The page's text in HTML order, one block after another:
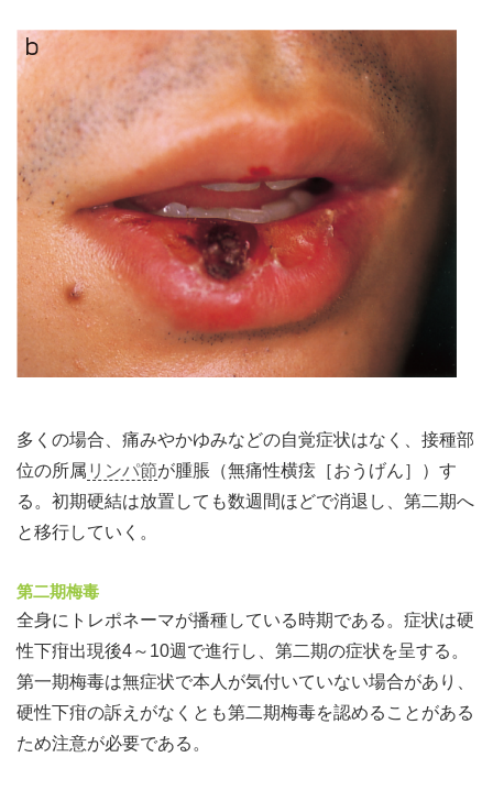
多くの場合、痛みやかゆみなどの自覚症状はなく、接種部
位の所属 リンパ節が腫脹（無痛性横痃［おうげん］）す
る。初期硬結は放置しても数週間ほどで消退し、第二期へ
と移行していく。
第二期梅毒
全身にトレポネーマが播種している時期である。症状は硬
性下疳出現後4～10週で進行し、第二期の症状を呈する。
第一期梅毒は無症状で本人が気付いていない場合があり、
硬性下疳の訴えがなくとも第二期梅毒を認めることがある
ため注意が必要である。